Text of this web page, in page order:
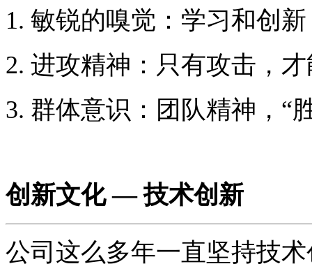
1. 敏锐的嗅觉：学习和创新
2. 进攻精神：只有攻击，
3. 群体意识：团队精神，“
创新文化 — 技术创新
公司这么多年一直坚持技